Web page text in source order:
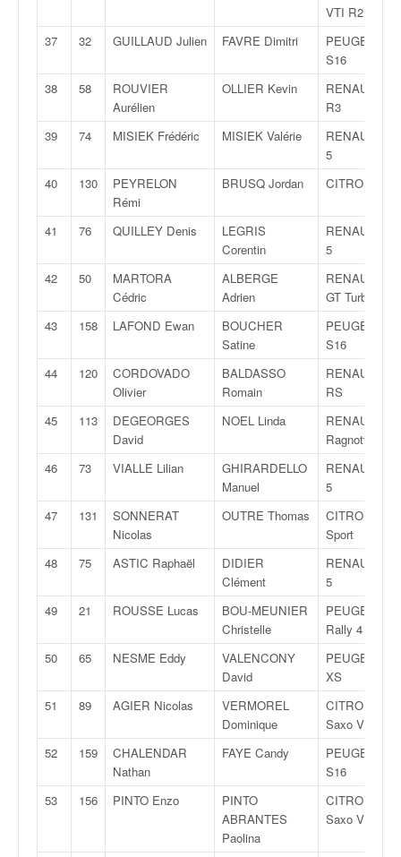
VTI R2
37
32 GUILLAUD Julien FAVRE Dimitri
PEUGEOT
S16
38
58
ROUVIER
Aurélien
OLLIER Kevin
RENAULT
R3
39
74 MISIEK Frédéric MISIEK Valérie
RENAULT
5
40
130
PEYRELON
Rémi
BRUSQ Jordan CITROËN C2
41 76 QUILLEY Denis
LEGRIS
Corentin
RENAULT
5
42
50
MARTORA
Cédric
ALBERGE
Adrien
RENAULT R5
GT Turbo
43
158 LAFOND Ewan
BOUCHER
Satine
PEUGEOT
S16
44
120
CORDOVADO
Olivier
BALDASSO
Romain
RENAULT
RS
45
113
DEGEORGES
David
NOEL Linda
RENAULT
Ragnotti
46
73 VIALLE Lilian
GHIRARDELLO
Manuel
RENAULT
5
47
131
SONNERAT
Nicolas
OUTRE Thomas
CITROËN AX
Sport
48
75 ASTIC Raphaël
DIDIER
Clément
RENAULT
5
49
21 ROUSSE Lucas
BOU-MEUNIER
Christelle
PEUGEOT
Rally 4
50
65 NESME Eddy
VALENCONY
David
PEUGEOT
XS
51
89 AGIER Nicolas
VERMOREL
Dominique
CITROËN
Saxo VTS
52
159
CHALENDAR
Nathan
FAYE Candy
PEUGEOT
S16
53
156 PINTO Enzo
PINTO
ABRANTES
Paolina
CITROËN
Saxo VTS